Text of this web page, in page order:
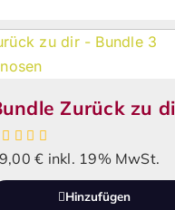
Zurück zu
€ inkl. 19% MwSt.
Hinzufügen